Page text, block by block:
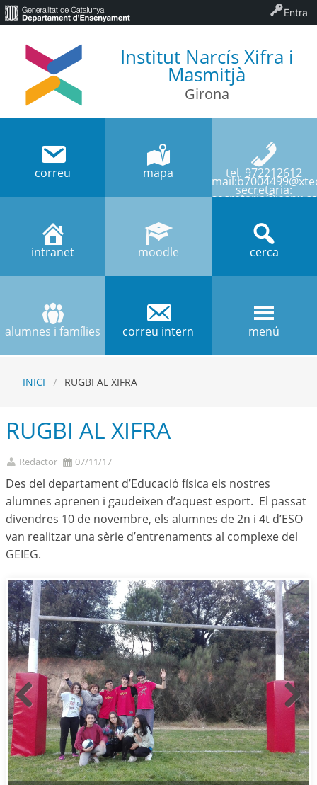
Institut Narcís Xifra i
Masmitjà
Girona
correu mapa tel. 972212612
secretaria:
intranet moodle cerca
alumnes i famílies correu intern menú
INICI RUGBI AL XIFRA
RUGBI AL XIFRA
Redactor 07/11/17
Des del departament d’Educació física els nostres
alumnes aprenen i gaudeixen d’aquest esport. El passat
divendres 10 de novembre, els alumnes de 2n i 4t d’ESO
van realitzar una sèrie d’entrenaments al complexe del
GEIEG.
Entra